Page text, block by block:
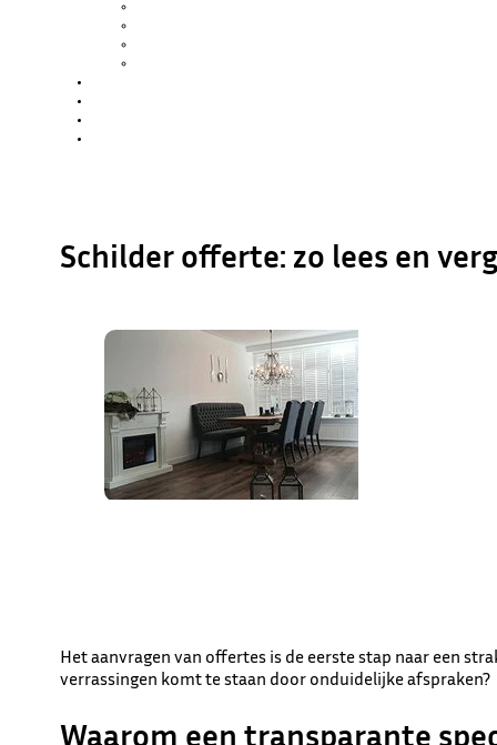
Schilder offerte: zo lees en
Het aanvragen van offertes is de eerste stap naar een
verrassingen komt te staan door onduidelijke afspraken?
Waarom een transparante